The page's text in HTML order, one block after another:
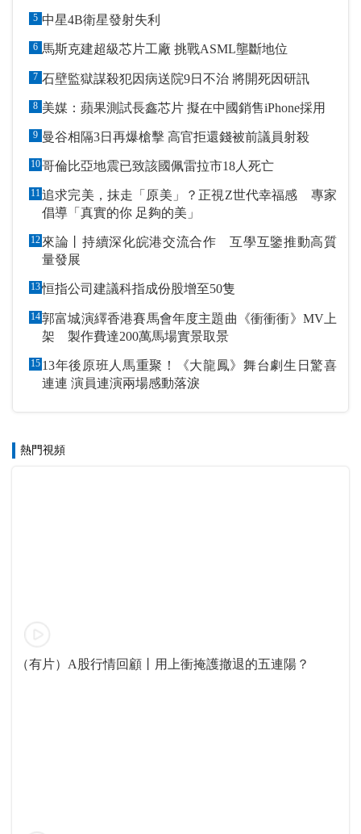
5 中星4B衛星發射失利
6 馬斯克建超級芯片工廠 挑戰ASML壟斷地位
7 石壁監獄謀殺犯因病送院9日不治 將開死因研訊
8 美媒：蘋果測試長鑫芯片 擬在中國銷售iPhone採用
9 曼谷相隔3日再爆槍擊 高官拒還錢被前議員射殺
10哥倫比亞地震已致該國佩雷拉市18人死亡
11追求完美，抹走「原美」？正視Z世代幸福感 專家
倡導「真實的你 足夠的美」
12 來論丨持續深化皖港交流合作 互學互鑒推動高質
量發展
13恒指公司建議科指成份股增至50隻
14郭富城演繹香港賽馬會年度主題曲《衝衝衝》MV上
架 製作費達200萬馬場實景取景
15 13年後原班人馬重聚！《大龍鳳》舞台劇生日驚喜
連連 演員連演兩場感動落淚
熱門視頻
（有片）A股行情回顧丨用上衝掩護撤退的五連陽？